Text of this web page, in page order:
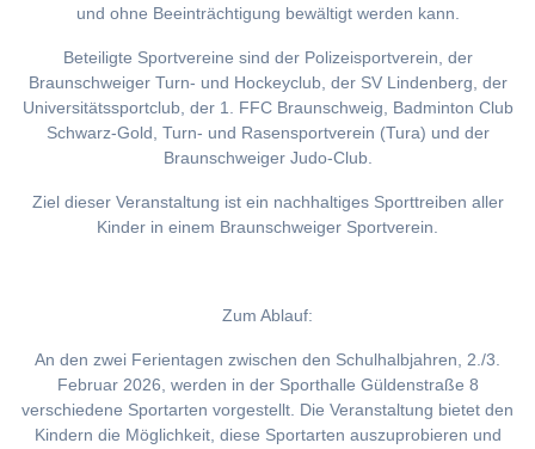
und ohne Beeinträchtigung bewältigt werden kann.
Beteiligte Sportvereine sind der Polizeisportverein, der
Braunschweiger Turn- und Hockeyclub, der SV Lindenberg, der
Universitätssportclub, der 1. FFC Braunschweig, Badminton Club
Schwarz-Gold, Turn- und Rasensportverein (Tura) und der
Braunschweiger Judo-Club.
Ziel dieser Veranstaltung ist ein nachhaltiges Sporttreiben aller
Kinder in einem Braunschweiger Sportverein.
Zum Ablauf:
An den zwei Ferientagen zwischen den Schulhalbjahren, 2./3.
Februar 2026, werden in der Sporthalle Güldenstraße 8
verschiedene Sportarten vorgestellt. Die Veranstaltung bietet den
Kindern die Möglichkeit, diese Sportarten auszuprobieren und